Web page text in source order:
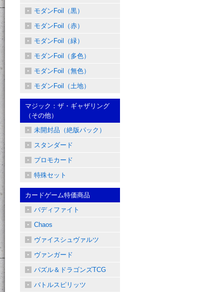
モダンFoil（黒）
モダンFoil（赤）
モダンFoil（緑）
モダンFoil（多色）
モダンFoil（無色）
モダンFoil（土地）
マジック：ザ・ギャザリング
（その他）
未開封品（絶版パック）
スタンダード
プロモカード
特殊セット
カードゲーム特価商品
バディファイト
Chaos
ヴァイスシュヴァルツ
ヴァンガード
パズル＆ドラゴンズTCG
バトルスピリッツ